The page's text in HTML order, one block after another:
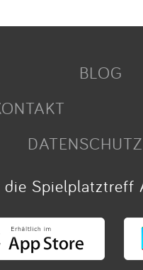
BLOG
DATENSCHUTZ
die Spielplatztreff